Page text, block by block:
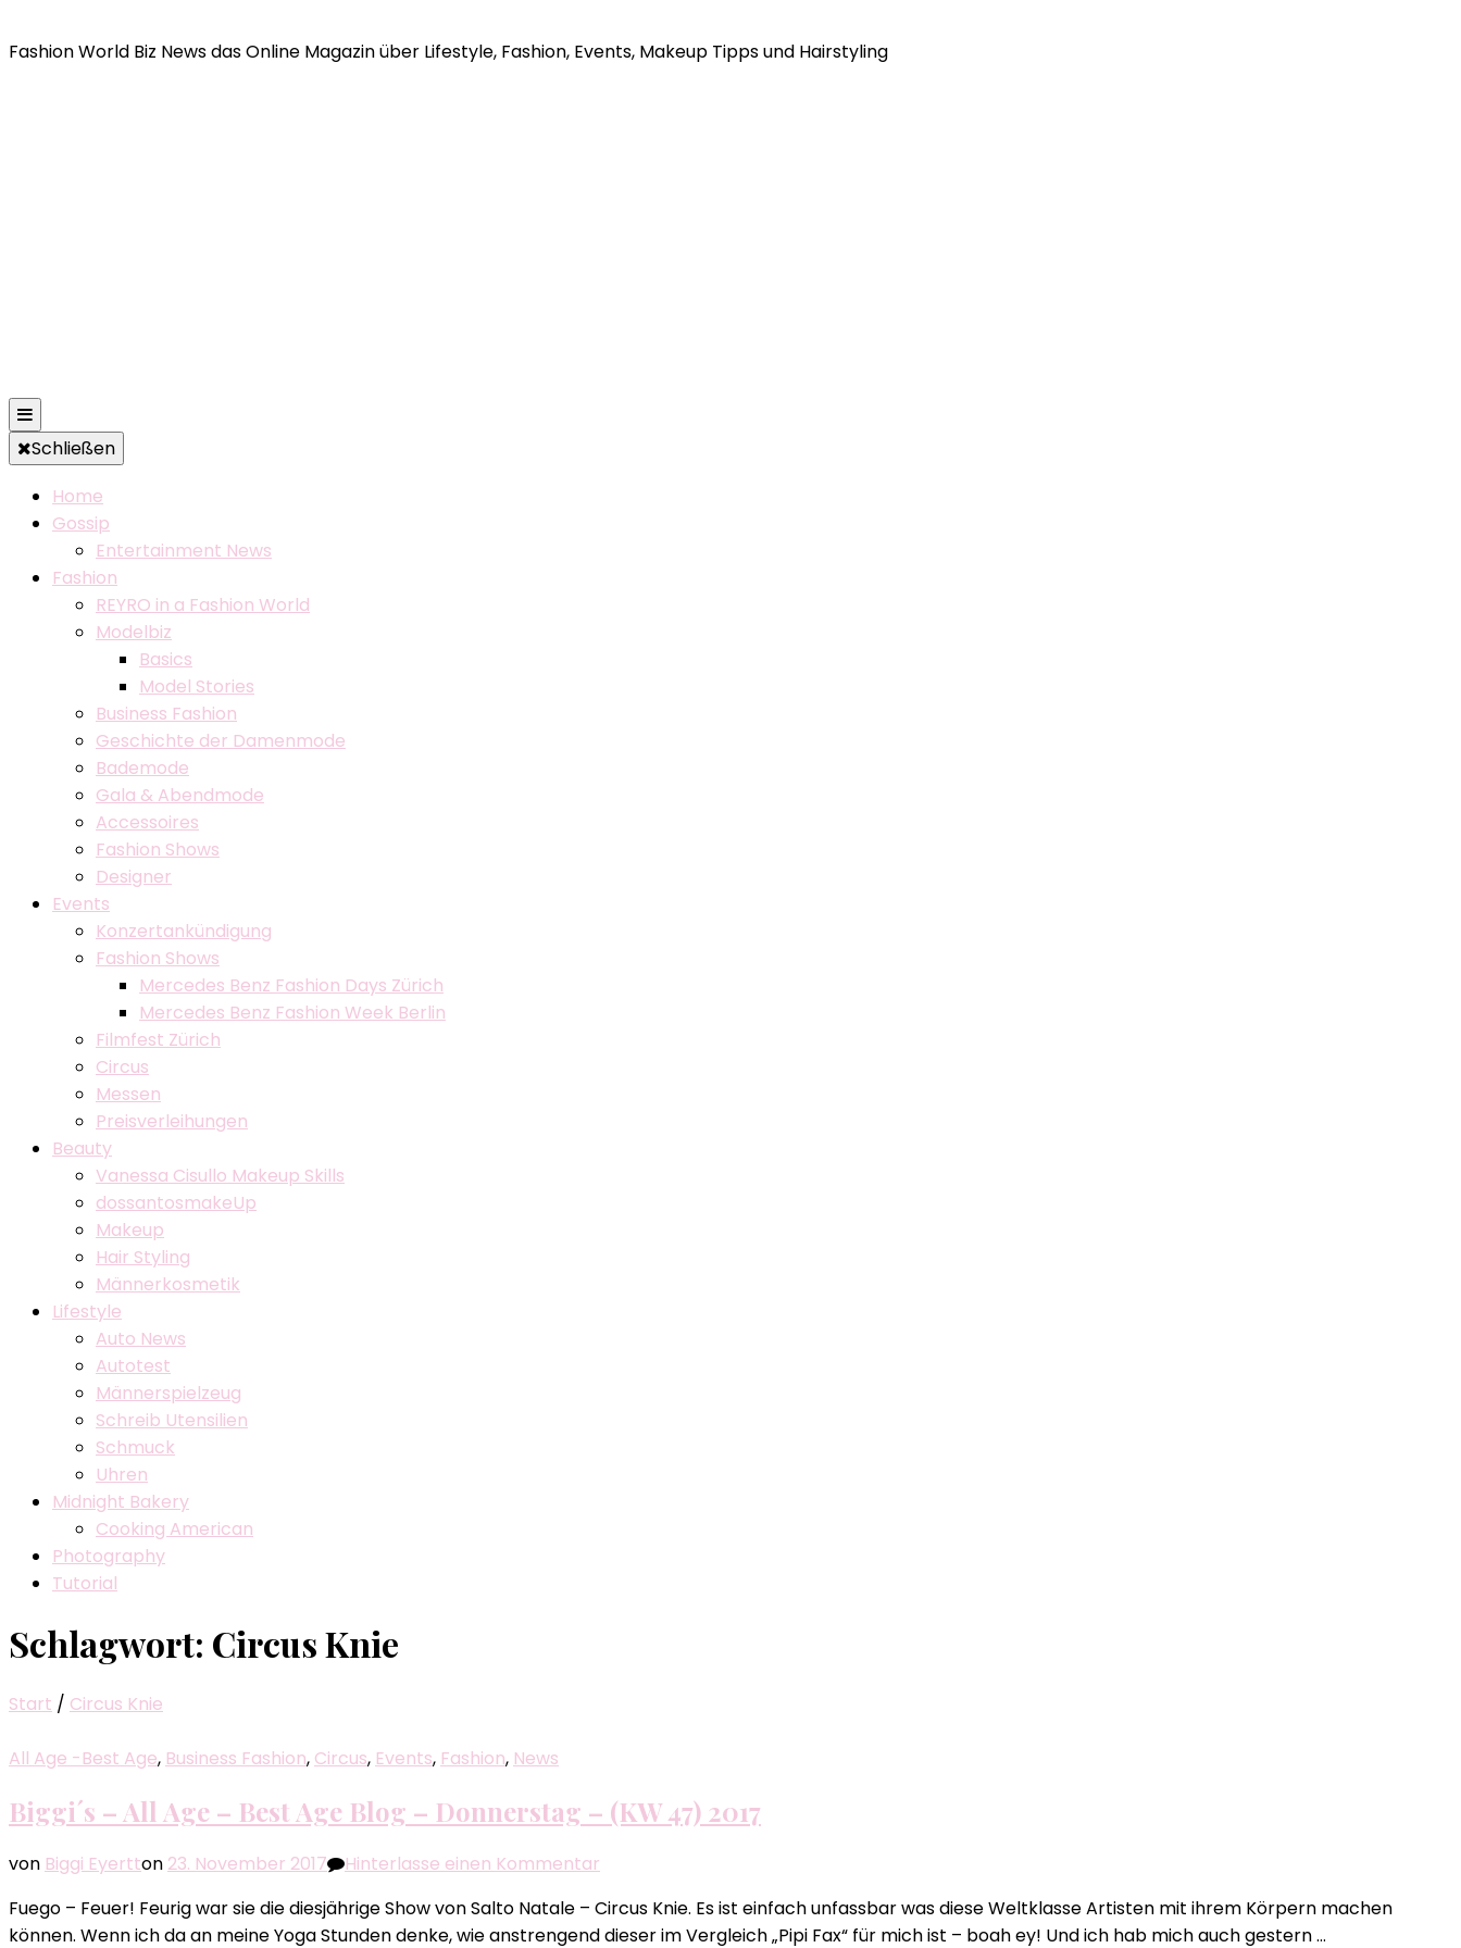
Fashion World Biz News das Online Magazin über Lifestyle, Fashion, Events, Makeup Tipps und Hairstyling
Schließen
Home
Gossip
Entertainment News
Fashion
REYRO in a Fashion World
Modelbiz
Basics
Model Stories
Business Fashion
Geschichte der Damenmode
Bademode
Gala & Abendmode
Accessoires
Fashion Shows
Designer
Events
Konzertankündigung
Fashion Shows
Mercedes Benz Fashion Days Zürich
Mercedes Benz Fashion Week Berlin
Filmfest Zürich
Circus
Messen
Preisverleihungen
Beauty
Vanessa Cisullo Makeup Skills
dossantosmakeUp
Makeup
Hair Styling
Männerkosmetik
Lifestyle
Auto News
Autotest
Männerspielzeug
Schreib Utensilien
Schmuck
Uhren
Midnight Bakery
Cooking American
Photography
Tutorial
Schlagwort: Circus Knie
Start / Circus Knie
All Age -Best Age, Business Fashion, Circus, Events, Fashion, News
Biggi´s – All Age – Best Age Blog – Donnerstag – (KW 47) 2017
von Biggi Eyertton 23. November 2017 Hinterlasse einen Kommentar
´s
Fuego – Feuer! Feurig war sie die diesjährige Show von Salto Natale – Circus Knie. Es ist einfach unfassbar was diese Weltklasse Artisten mit ihrem Körpern machen
können. Wenn ich da an meine Yoga Stunden denke, wie anstrengend dieser im Vergleich „Pipi Fax“ für mich ist – boah ey! Und ich hab mich auch gestern …